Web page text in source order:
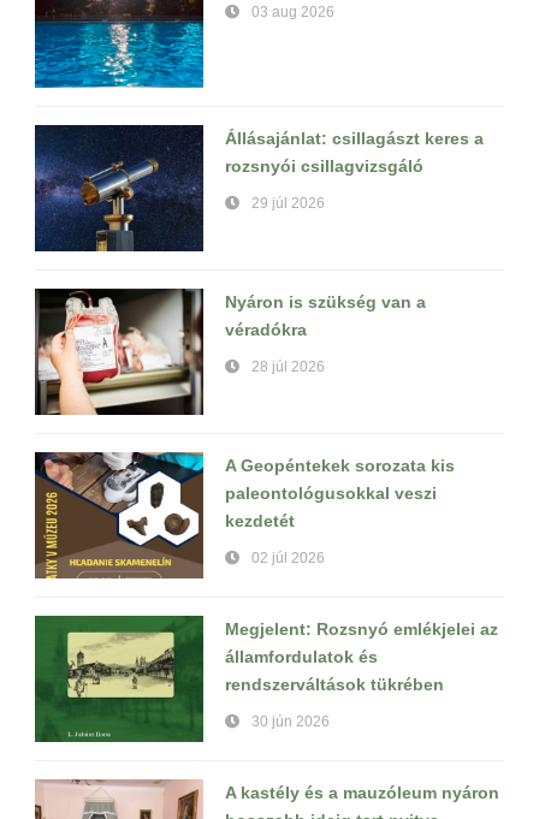
03 aug 2026
Állásajánlat: csillagászt keres a
rozsnyói csillagvizsgáló
29 júl 2026
Nyáron is szükség van a
véradókra
28 júl 2026
A Geopéntekek sorozata kis
paleontológusokkal veszi
kezdetét
02 júl 2026
Megjelent: Rozsnyó emlékjelei az
államfordulatok és
rendszerváltások tükrében
30 jún 2026
A kastély és a mauzóleum nyáron